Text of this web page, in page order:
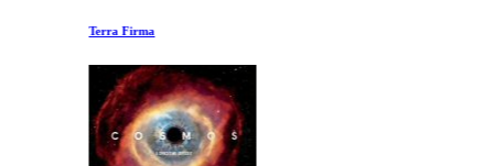
Terra Firma